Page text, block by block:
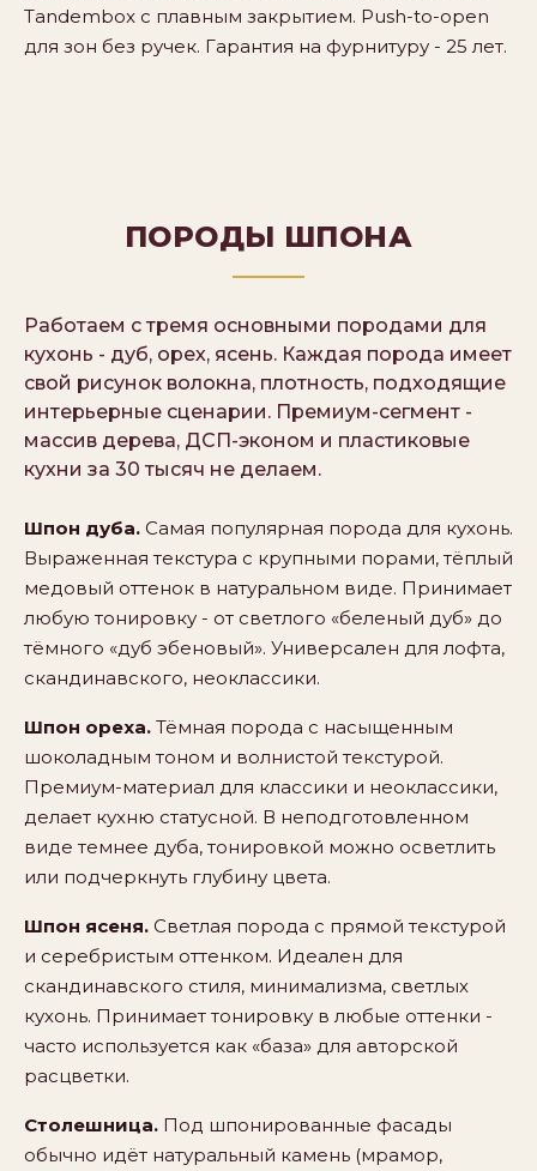
Tandembox с плавным закрытием. Push-to-open
для зон без ручек. Гарантия на фурнитуру - 25 лет.
ПОРОДЫ ШПОНА
Работаем с тремя основными породами для
кухонь - дуб, орех, ясень. Каждая порода имеет
свой рисунок волокна, плотность, подходящие
интерьерные сценарии. Премиум-сегмент -
массив дерева, ДСП-эконом и пластиковые
кухни за 30 тысяч не делаем.
Шпон дуба. Самая популярная порода для кухонь.
Выраженная текстура с крупными порами, тёплый
медовый оттенок в натуральном виде. Принимает
любую тонировку - от светлого «беленый дуб» до
тёмного «дуб эбеновый». Универсален для лофта,
скандинавского, неоклассики.
Шпон ореха. Тёмная порода с насыщенным
шоколадным тоном и волнистой текстурой.
Премиум-материал для классики и неоклассики,
делает кухню статусной. В неподготовленном
виде темнее дуба, тонировкой можно осветлить
или подчеркнуть глубину цвета.
Шпон ясеня. Светлая порода с прямой текстурой
и серебристым оттенком. Идеален для
скандинавского стиля, минимализма, светлых
кухонь. Принимает тонировку в любые оттенки -
часто используется как «база» для авторской
расцветки.
Столешница. Под шпонированные фасады
обычно идёт натуральный камень (мрамор,